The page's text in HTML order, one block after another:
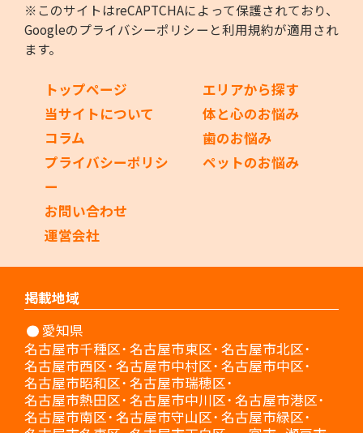
※このサイトはreCAPTCHAによって保護されており、
Googleのプライバシーポリシー と利用規約が適用され
ます。
トップページ
当サイトについて
コラム
プライバシーポリシ
ー
お問い合わせ
運営会社
エリアから探す
体と心のお悩み
歯のお悩み
ペットのお悩み
掲載地域
愛知県
名古屋市千種区 名古屋市東区 名古屋市北区
名古屋市西区 名古屋市中村区 名古屋市中区
名古屋市昭和区 名古屋市瑞穂区
名古屋市熱田区 名古屋市中川区 名古屋市港区
名古屋市南区 名古屋市守山区 名古屋市緑区